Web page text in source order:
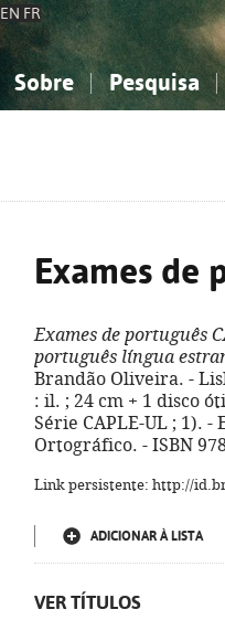
EN FR
Sobre Pesquisa
Exames de
Exames de português
português língua
Brandão Oliveira. -
: il. ; 24 cm + 1 disco
Série CAPLE-UL ; 1). -
Ortográfico. - ISBN
Link persistente: http://
ADICIONAR À LISTA
VER TÍTULOS